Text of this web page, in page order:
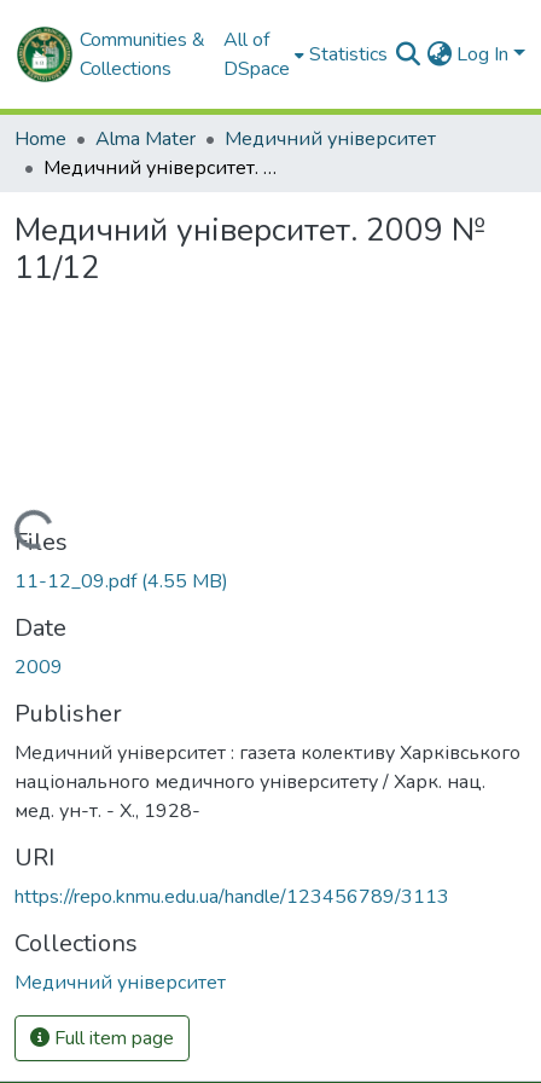
Communities &
Collections
All of
DSpace
Statistics Log In
Home Alma Mater
Медичний університет
Медичний університет. 2009 № 11/12
Медичний університет. 2009 №
11/12
Loading...
Files
11-12_09.pdf(4.55 MB)
Date
2009
Publisher
Медичний університет : газета колективу Харківського
національного медичного університету / Харк. нац.
мед. ун-т. - Х., 1928-
URI
https://repo.knmu.edu.ua/handle/123456789/3113
Collections
Медичний університет
Full item page